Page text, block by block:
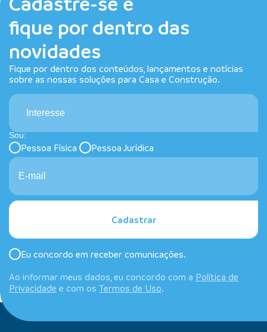
fique por dentro das
novidades
Fique por dentro dos conteúdos, lançamentos e notícias
sobre as nossas soluções para Casa e Construção.
Interesse
Sou:
Pessoa Física Pessoa Jurídica
Cadastrar
Eu concordo em receber comunicações.
Ao informar meus dados, eu concordo com a Política de
Privacidade e com os Termos de Uso.